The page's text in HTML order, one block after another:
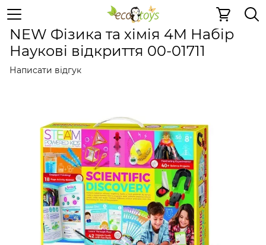
Дерев'яні конструктори Роботи-конструктори
NEW Фізика та хімія 4M Набір
Наукові відкриття 00-01711
Написати відгук